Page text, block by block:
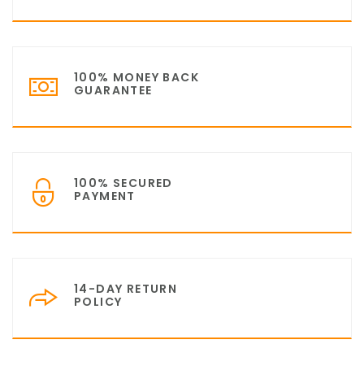
100% MONEY BACK
GUARANTEE
100% SECURED
PAYMENT
14-DAY RETURN
POLICY